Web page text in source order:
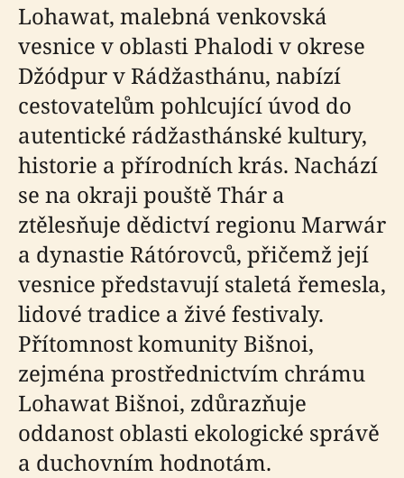
Lohawat, malebná venkovská
vesnice v oblasti Phalodi v okrese
Džódpur v Rádžasthánu, nabízí
cestovatelům pohlcující úvod do
autentické rádžasthánské kultury,
historie a přírodních krás. Nachází
se na okraji pouště Thár a
ztělesňuje dědictví regionu Marwár
a dynastie Rátórovců, přičemž její
vesnice představují staletá řemesla,
lidové tradice a živé festivaly.
Přítomnost komunity Bišnoi,
zejména prostřednictvím chrámu
Lohawat Bišnoi, zdůrazňuje
oddanost oblasti ekologické správě
a duchovním hodnotám.